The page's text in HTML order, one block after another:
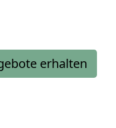
erhalten